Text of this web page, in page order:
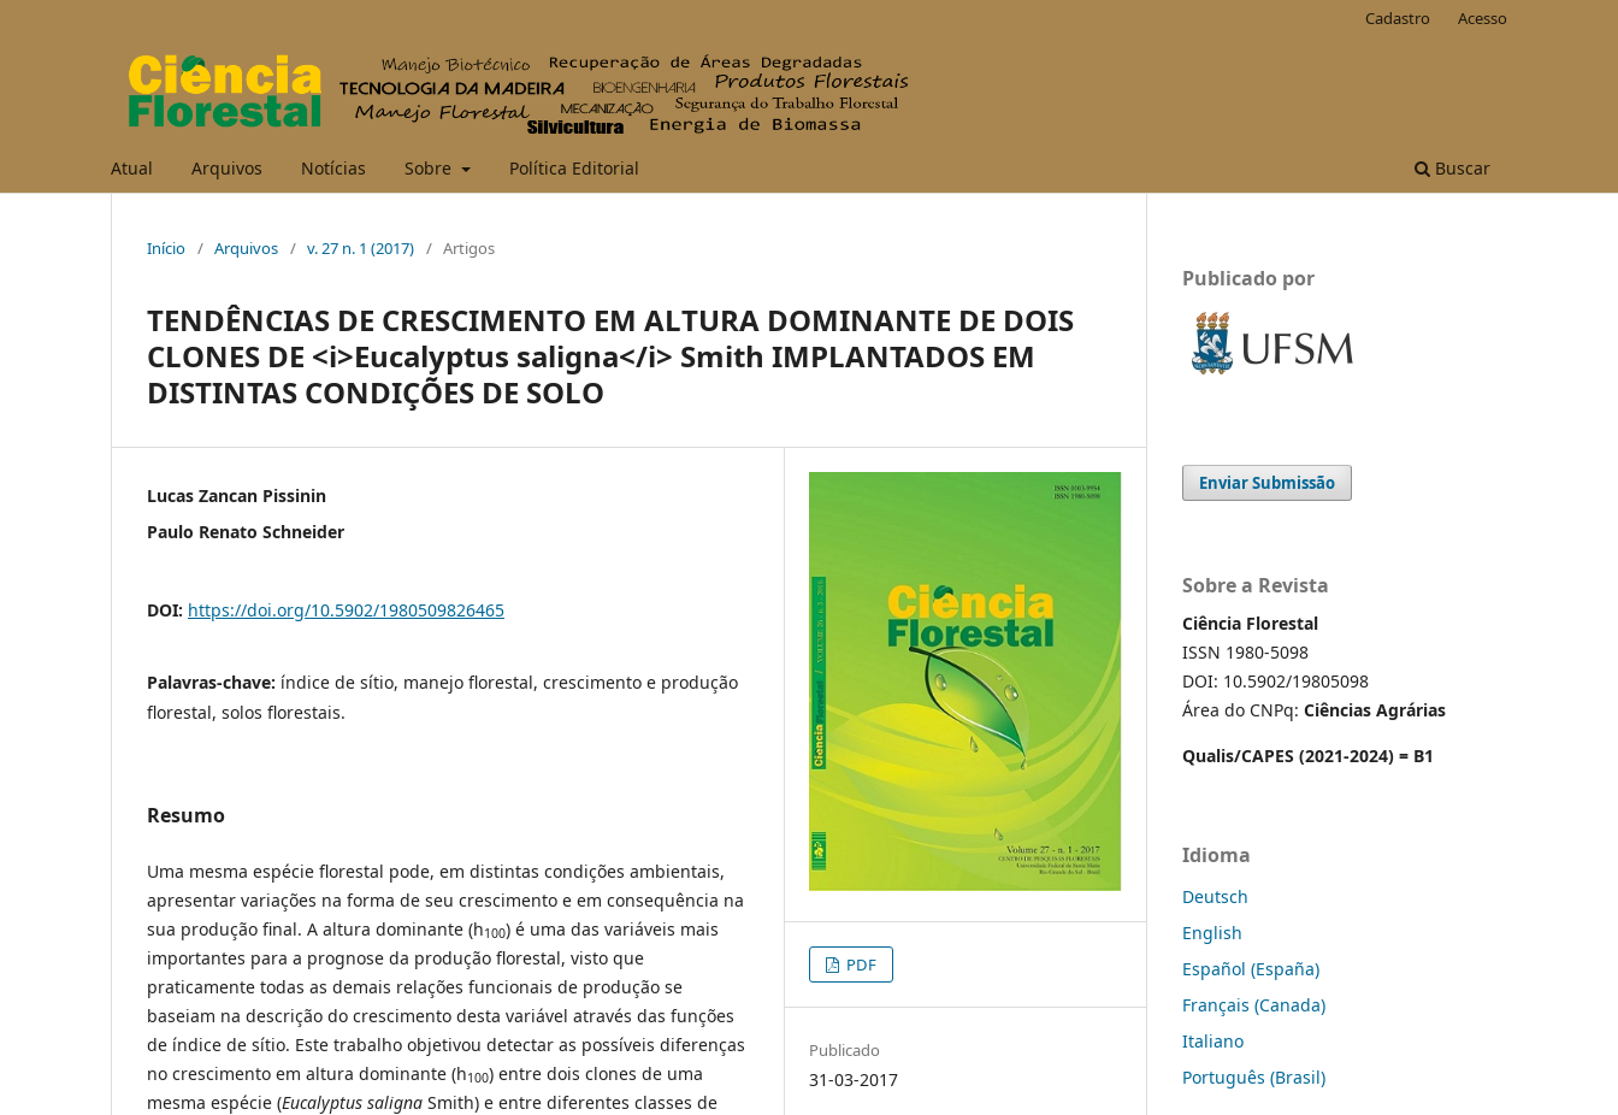
Atual Arquivos Notícias Sobre Política Editorial Buscar
Cadastro Acesso
Início / Arquivos / v. 27 n. 1 (2017) / Artigos
TENDÊNCIAS DE CRESCIMENTO EM ALTURA DOMINANTE DE DOIS
CLONES DE <i>Eucalyptus saligna</i> Smith IMPLANTADOS EM
DISTINTAS CONDIÇÕES DE SOLO
Lucas Zancan Pissinin
Paulo Renato Schneider
DOI: https://doi.org/10.5902/1980509826465
Palavras-chave: índice de sítio, manejo florestal, crescimento e produção
florestal, solos florestais.
Resumo
Uma mesma espécie florestal pode, em distintas condições ambientais,
apresentar variações na forma de seu crescimento e em consequência na
sua produção final. A altura dominante (h100) é uma das variáveis mais
importantes para a prognose da produção florestal, visto que
praticamente todas as demais relações funcionais de produção se
baseiam na descrição do crescimento desta variável através das funções
de índice de sítio. Este trabalho objetivou detectar as possíveis diferenças
no crescimento em altura dominante (h100) entre dois clones de uma
mesma espécie (Eucalyptus saligna Smith) e entre diferentes classes de
PDF
Publicado
31-03-2017
Publicado por
Enviar Submissão
Sobre a Revista
Ciência Florestal
ISSN 1980-5098
DOI: 10.5902/19805098
Área do CNPq: Ciências Agrárias
Qualis/CAPES (2021-2024) = B1
Idioma
Deutsch
English
Español (España)
Français (Canada)
Italiano
Português (Brasil)